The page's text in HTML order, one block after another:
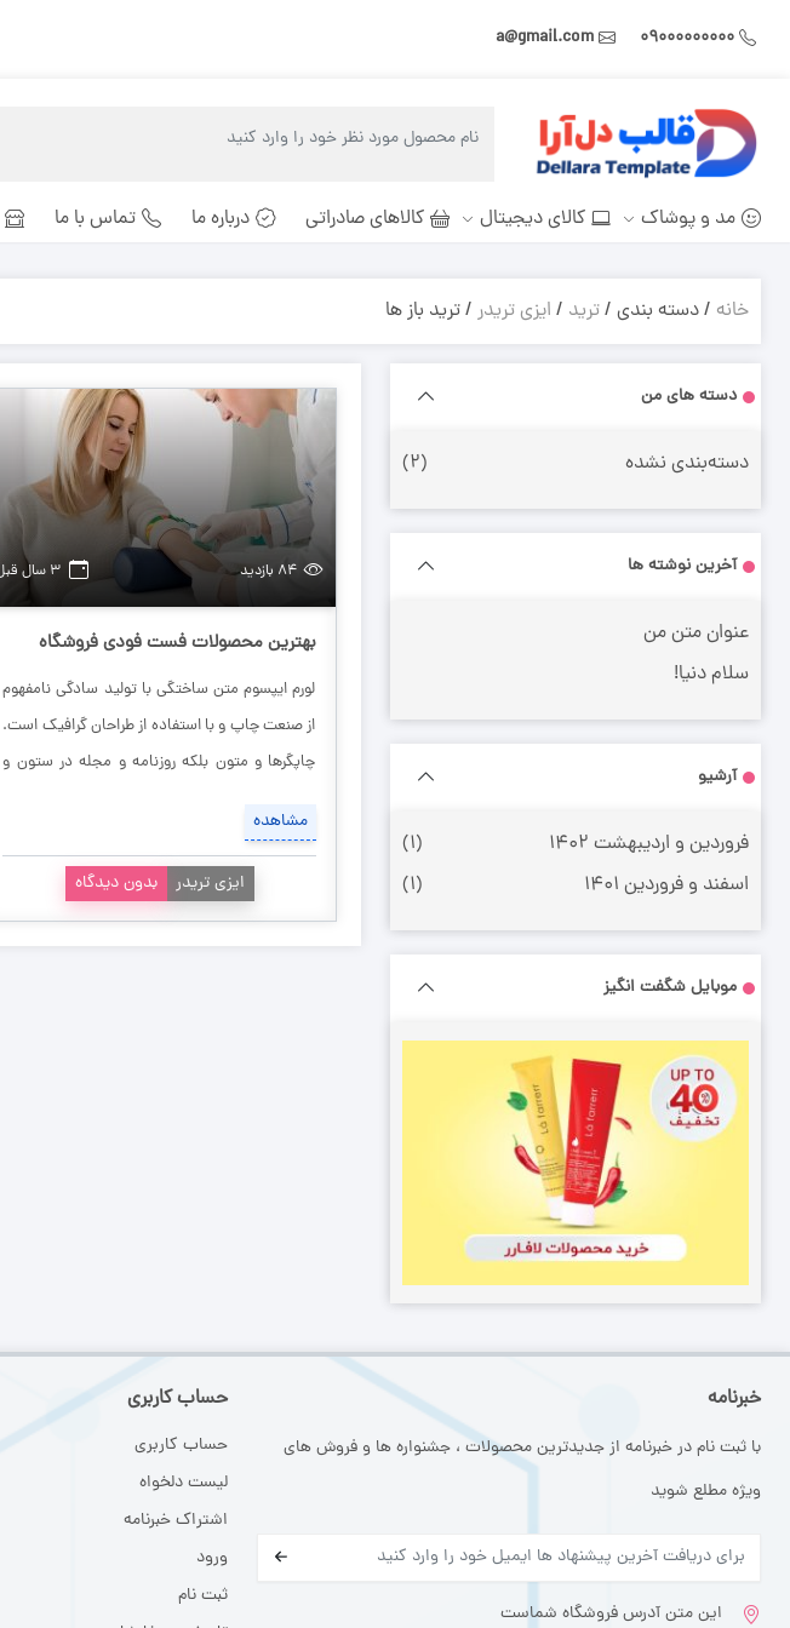
۰۹۰۰۰۰۰۰۰۰۰ a@gmail.com
مد و پوشاک کالای دیجیتال کالاهای صادراتی درباره ما تماس با ما
خانه / دسته بندی /ترید / ایزی تریدر / ترید باز ها
دسته های من
دسته‌بندی نشده (۲)
آخرین نوشته ها
عنوان متن من
سلام دنیا!
آرشیو
فروردین و اردیبهشت ۱۴۰۲
(۱)
اسفند و فروردین ۱۴۰۱
(۱)
موبایل شگفت انگیز
۸۴ بازدید ۳ سال قبل
بهترین محصولات فست فودی فروشگاه
لورم ایپسوم متن ساختگی با تولید سادگی نامفهوم
از صنعت چاپ و با استفاده از طراحان گرافیک است.
چاپگرها و متون بلکه روزنامه و مجله در ستون و
تکنولوژی مورد نیاز و کاربردهای متنوع با هدف بهبود
ابزارهای کاربردی می باشد. کتابهای زیادی در شصت
مشاهده
ایزی تریدر بدون دیدگاه
خبرنامه
با ثبت نام در خبرنامه از جدیدترین محصولات ، جشنواره ها و فروش های
ویژه مطلع شوید
این متن آدرس فروشگاه شماست
حساب کاربری
حساب کاربری
لیست دلخواه
اشتراک خبرنامه
ورود
ثبت نام